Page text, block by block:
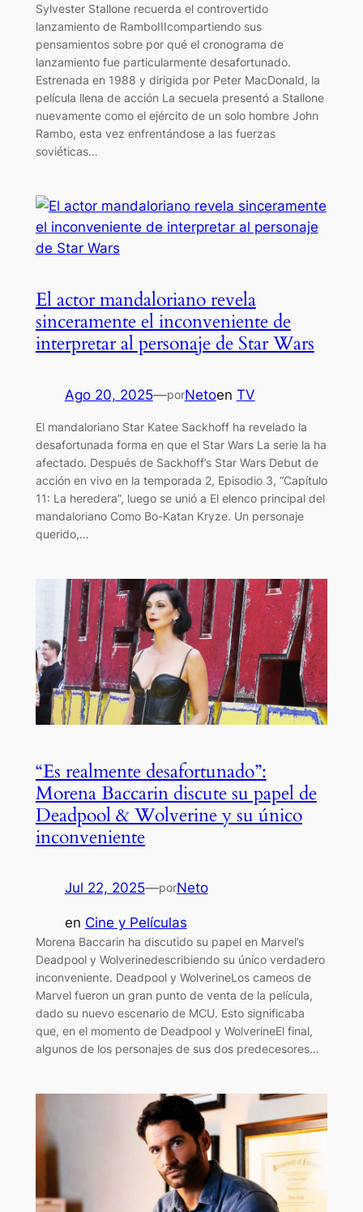
Sylvester Stallone recuerda el controvertido
lanzamiento de RamboIIIcompartiendo sus
pensamientos sobre por qué el cronograma de
lanzamiento fue particularmente desafortunado.
Estrenada en 1988 y dirigida por Peter MacDonald, la
película llena de acción La secuela presentó a Stallone
nuevamente como el ejército de un solo hombre John
Rambo, esta vez enfrentándose a las fuerzas
soviéticas…
El actor mandaloriano revela
sinceramente el inconveniente de
interpretar al personaje de Star Wars
Ago 20, 2025—porNetoen TV
El mandaloriano Star Katee Sackhoff ha revelado la
desafortunada forma en que el Star Wars La serie la ha
afectado. Después de Sackhoff’s Star Wars Debut de
acción en vivo en la temporada 2, Episodio 3, “Capítulo
11: La heredera”, luego se unió a El elenco principal del
mandaloriano Como Bo-Katan Kryze. Un personaje
querido,…
“Es realmente desafortunado”:
Morena Baccarin discute su papel de
Deadpool & Wolverine y su único
inconveniente
Jul 22, 2025—porNeto
en Cine y Películas
Morena Baccarin ha discutido su papel en Marvel’s
Deadpool y Wolverinedescribiendo su único verdadero
inconveniente. Deadpool y WolverineLos cameos de
Marvel fueron un gran punto de venta de la película,
dado su nuevo escenario de MCU. Esto significaba
que, en el momento de Deadpool y WolverineEl final,
algunos de los personajes de sus dos predecesores…